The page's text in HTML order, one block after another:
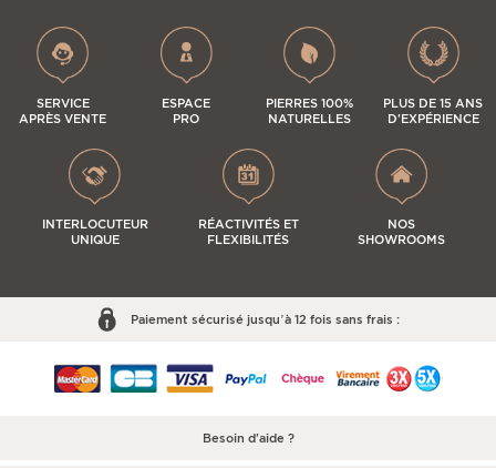
SERVICE
APRÈS VENTE
ESPACE
PRO
PIERRES 100%
NATURELLES
PLUS DE 15 ANS
D'EXPÉRIENCE
INTERLOCUTEUR
UNIQUE
RÉACTIVITÉS ET
FLEXIBILITÉS
NOS
SHOWROOMS
Paiement sécurisé jusqu’à 12 fois sans frais :
Besoin d'aide ?